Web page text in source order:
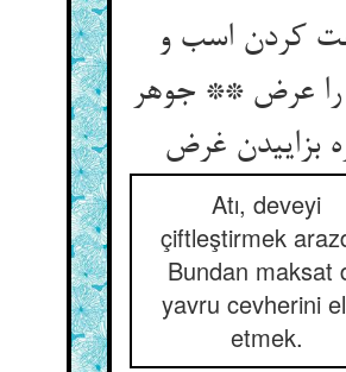
کردن اسب و
را عرض ** جوهر
بزاییدن غرض‏
Atı, deveyi
çiftleştirmek
Bundan maksat
yavru cevherini
etmek.